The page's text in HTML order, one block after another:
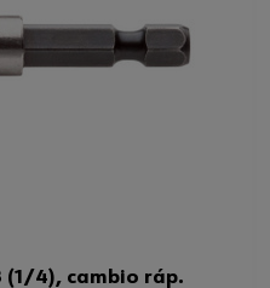
(1/4), cambio ráp.